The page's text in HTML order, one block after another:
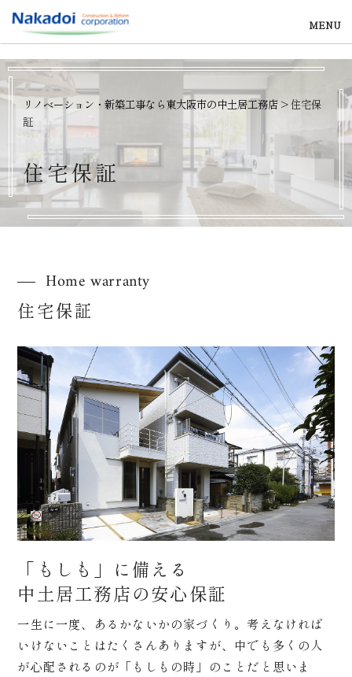
MENU
リノベーション・新築工事なら東大阪市の中土居工務店 >住宅保
証
住宅保証
Home warranty
住宅保証
「もしも」に備える
中土居工務店の安心保証
一生に一度、あるかないかの家づくり。考えなければ
いけないことはたくさんありますが、中でも多くの人
が心配されるのが「もしもの時」のことだと思いま